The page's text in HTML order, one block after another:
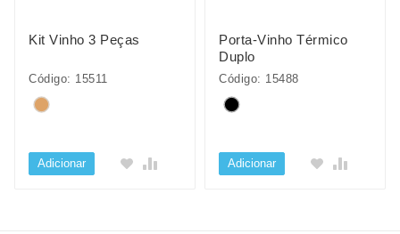
Kit Vinho 3 Peças
Código: 15511
Adicionar
Porta-Vinho Térmico
Duplo
Código: 15488
Adicionar